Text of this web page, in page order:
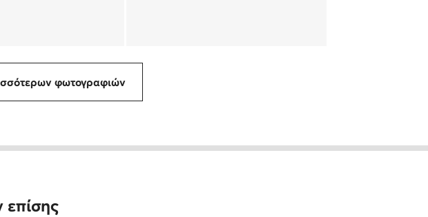
φωτογραφιών
επίσης